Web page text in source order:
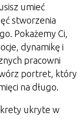
umieć
stworzenia
Pokażemy Ci,
dynamikę i
pracowni
portret, który
na długo.
ukryte w